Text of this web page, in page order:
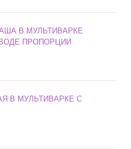
В МУЛЬТИВАРКЕ
ПРОПОРЦИИ
В МУЛЬТИВАРКЕ С